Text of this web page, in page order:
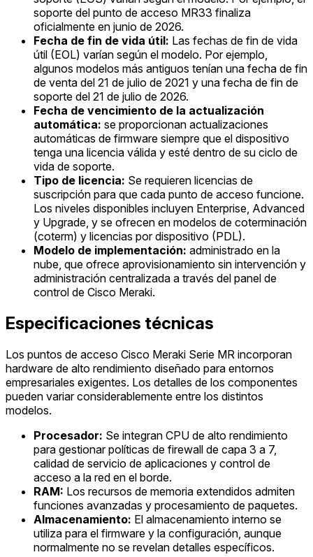
soporte del punto de acceso MR33 finaliza
oficialmente en junio de 2026.
Fecha de fin de vida útil: Las fechas de fin de vida
útil (EOL) varían según el modelo. Por ejemplo,
algunos modelos más antiguos tenían una fecha de fin
de venta del 21 de julio de 2021 y una fecha de fin de
soporte del 21 de julio de 2026.
Fecha de vencimiento de la actualización
automática: se proporcionan actualizaciones
automáticas de firmware siempre que el dispositivo
tenga una licencia válida y esté dentro de su ciclo de
vida de soporte.
Tipo de licencia: Se requieren licencias de
suscripción para que cada punto de acceso funcione.
Los niveles disponibles incluyen Enterprise, Advanced
y Upgrade, y se ofrecen en modelos de coterminación
(coterm) y licencias por dispositivo (PDL).
Modelo de implementación: administrado en la
nube, que ofrece aprovisionamiento sin intervención y
administración centralizada a través del panel de
control de Cisco Meraki.
Especificaciones técnicas
Los puntos de acceso Cisco Meraki Serie MR incorporan
hardware de alto rendimiento diseñado para entornos
empresariales exigentes. Los detalles de los componentes
pueden variar considerablemente entre los distintos
modelos.
Procesador: Se integran CPU de alto rendimiento
para gestionar políticas de firewall de capa 3 a 7,
calidad de servicio de aplicaciones y control de
acceso a la red en el borde.
RAM: Los recursos de memoria extendidos admiten
funciones avanzadas y procesamiento de paquetes.
Almacenamiento: El almacenamiento interno se
utiliza para el firmware y la configuración, aunque
normalmente no se revelan detalles específicos.